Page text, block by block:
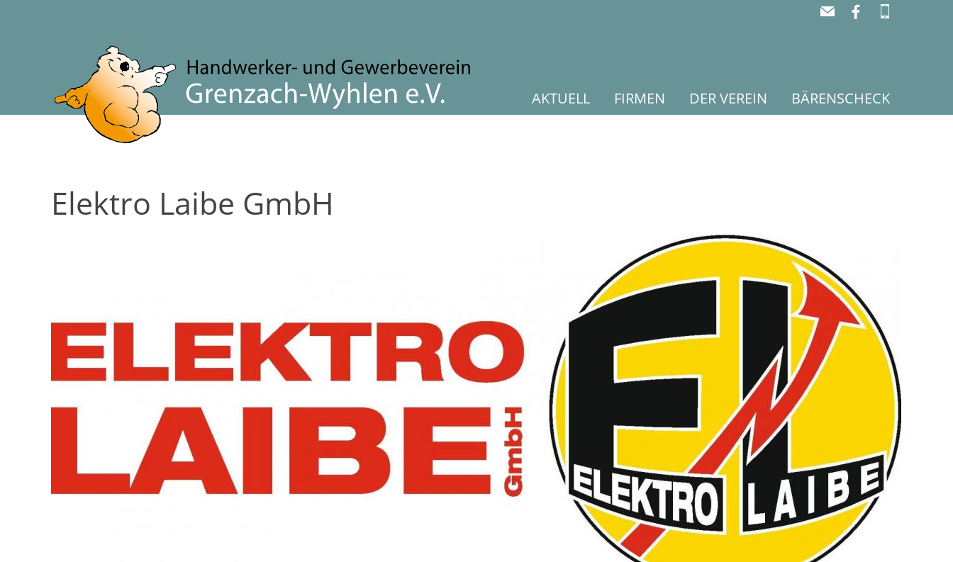
AKTUELL FIRMEN DER VEREIN BÄRENSCHECK
Elektro Laibe GmbH